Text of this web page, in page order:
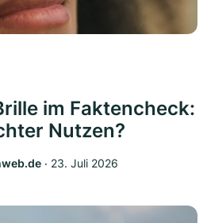
im Faktencheck:
Nutzen?
‧ 23. Juli 2026